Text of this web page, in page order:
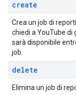
create
Crea un job di
chiedi a YouTube di
sarà disponibile
job.
delete
Elimina un job di